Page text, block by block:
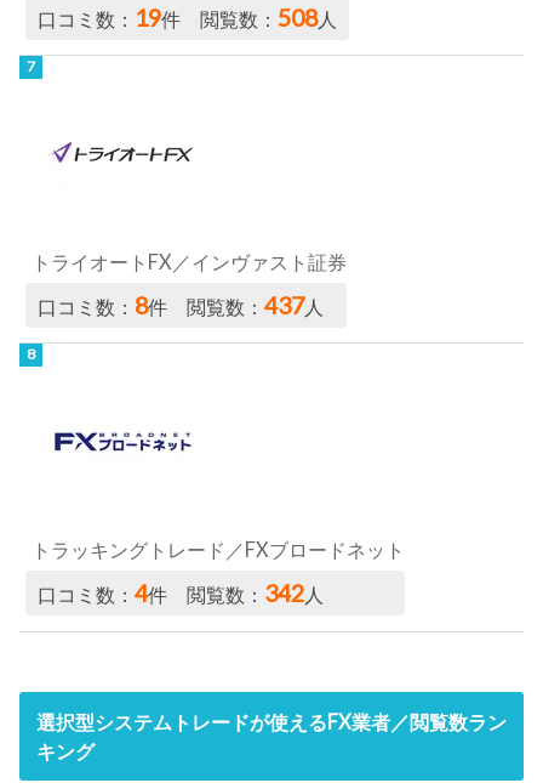
口コミ数： 19件 閲覧数：508人
トライオートFX／インヴァスト証券
口コミ数： 8件 閲覧数：437人
トラッキングトレード／FXブロードネット
口コミ数：4件 閲覧数： 342人
選択型システムトレードが使えるFX業者／閲覧数ラン
キング